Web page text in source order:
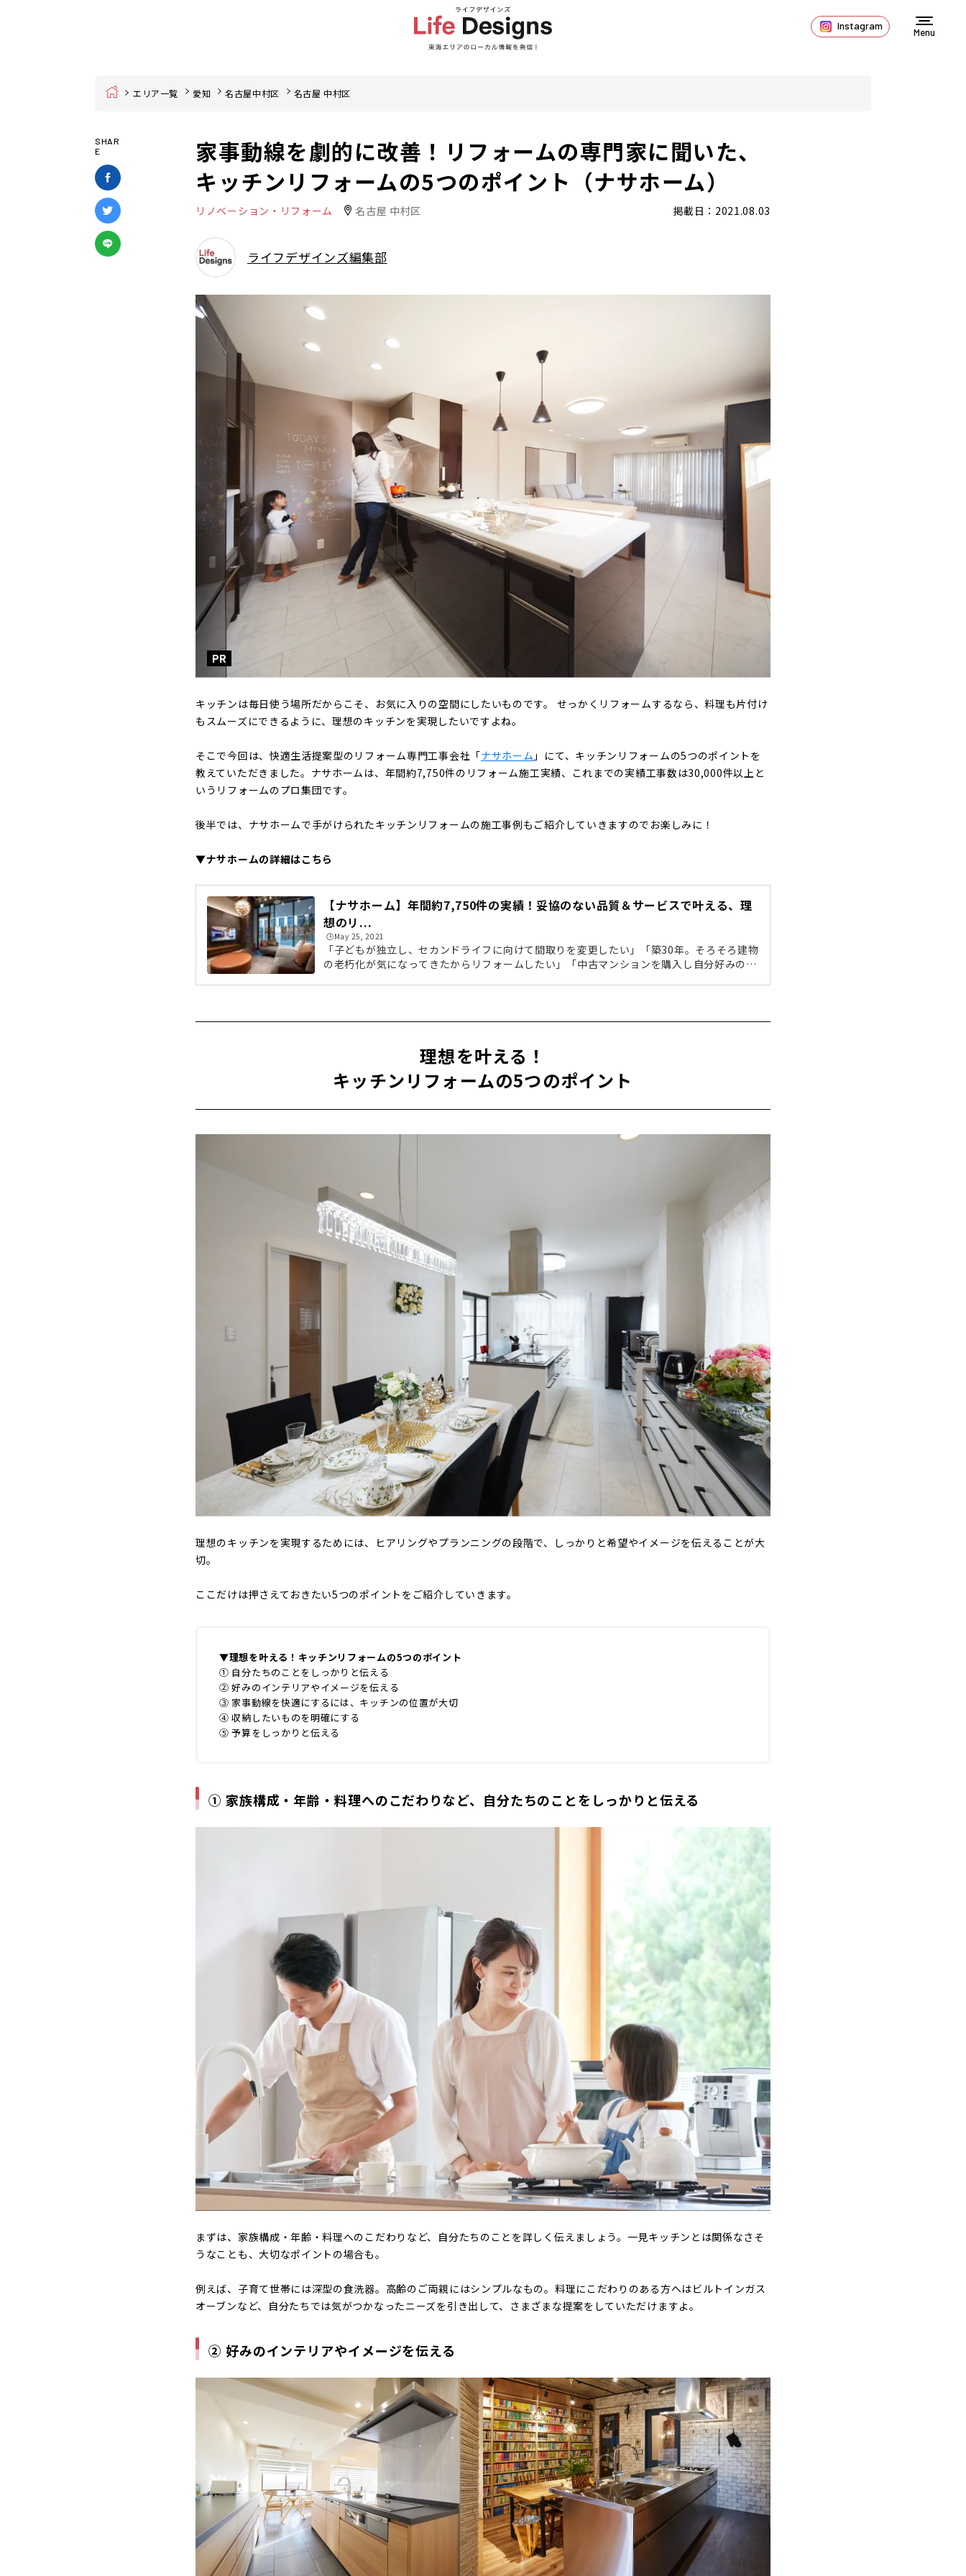
Instagram
Menu
Home エリア一覧 愛知 名古屋中村区 名古屋 中村区
SHAR
E
家事動線を劇的に改善！リフォームの専門家に聞いた、
キッチンリフォームの5つのポイント（ナサホーム）
リノベーション・リフォーム 名古屋 中村区 掲載日：2021.08.03
ライフデザインズ編集部
PR
キッチンは毎日使う場所だからこそ、お気に入りの空間にしたいものです。 せっかくリフォームするなら、料理も片付け
もスムーズにできるように、理想のキッチンを実現したいですよね。
そこで今回は、快適生活提案型のリフォーム専門工事会社「ナサホーム 」にて、キッチンリフォームの5つのポイントを
教えていただきました。ナサホームは、年間約7,750件のリフォーム施工実績、これまでの実績工事数は30,000件以上と
いうリフォームのプロ集団です。
後半では、ナサホームで手がけられたキッチンリフォームの施工事例もご紹介していきますのでお楽しみに！
▼ナサホームの詳細はこちら
【ナサホーム】年間約7,750件の実績！妥協のない品質＆サービスで叶える、理
想のリ...
🕒️May 25, 2021
「子どもが独立し、セカンドライフに向けて間取りを変更したい」「築30年。そろそろ建物
の老朽化が気になってきたからリフォームしたい」「中古マンションを購入し自分好みの空
のニーズに徹底的に応えたリフォームを提案していただけます。ナサホームの5つのポイン
理想を叶える！
キッチンリフォームの5つのポイント
理想のキッチンを実現するためには、ヒアリングやプランニングの段階で、しっかりと希望やイメージを伝えることが大
切。
ここだけは押さえておきたい5つのポイントをご紹介していきます。
▼理想を叶える！キッチンリフォームの5つのポイント
① 自分たちのことをしっかりと伝える
② 好みのインテリアやイメージを伝える
③ 家事動線を快適にするには、キッチンの位置が大切
④ 収納したいものを明確にする
⑤ 予算をしっかりと伝える
① 家族構成・年齢・料理へのこだわりなど、自分たちのことをしっかりと伝える
まずは、家族構成・年齢・料理へのこだわりなど、自分たちのことを詳しく伝えましょう。一見キッチンとは関係なさそ
うなことも、大切なポイントの場合も。
例えば、子育て世帯には深型の食洗器。高齢のご両親にはシンプルなもの。料理にこだわりのある方へはビルトインガス
オーブンなど、自分たちでは気がつかなったニーズを引き出して、さまざまな提案をしていただけますよ。
② 好みのインテリアやイメージを伝える